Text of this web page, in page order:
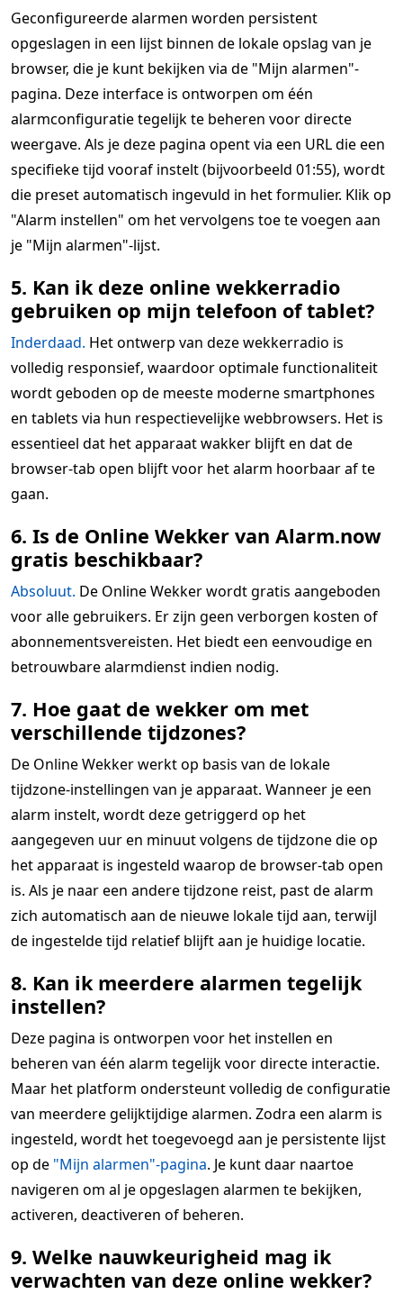
Geconfigureerde alarmen worden persistent
opgeslagen in een lijst binnen de lokale opslag van je
browser, die je kunt bekijken via de "Mijn alarmen"-
pagina. Deze interface is ontworpen om één
alarmconfiguratie tegelijk te beheren voor directe
weergave. Als je deze pagina opent via een URL die een
specifieke tijd vooraf instelt (bijvoorbeeld 01:55), wordt
die preset automatisch ingevuld in het formulier. Klik op
"Alarm instellen" om het vervolgens toe te voegen aan
je "Mijn alarmen"-lijst.
5. Kan ik deze online wekkerradio
gebruiken op mijn telefoon of tablet?
Inderdaad. Het ontwerp van deze wekkerradio is
volledig responsief, waardoor optimale functionaliteit
wordt geboden op de meeste moderne smartphones
en tablets via hun respectievelijke webbrowsers. Het is
essentieel dat het apparaat wakker blijft en dat de
browser-tab open blijft voor het alarm hoorbaar af te
gaan.
6. Is de Online Wekker van Alarm.now
gratis beschikbaar?
Absoluut. De Online Wekker wordt gratis aangeboden
voor alle gebruikers. Er zijn geen verborgen kosten of
abonnementsvereisten. Het biedt een eenvoudige en
betrouwbare alarmdienst indien nodig.
7. Hoe gaat de wekker om met
verschillende tijdzones?
De Online Wekker werkt op basis van de lokale
tijdzone-instellingen van je apparaat. Wanneer je een
alarm instelt, wordt deze getriggerd op het
aangegeven uur en minuut volgens de tijdzone die op
het apparaat is ingesteld waarop de browser-tab open
is. Als je naar een andere tijdzone reist, past de alarm
zich automatisch aan de nieuwe lokale tijd aan, terwijl
de ingestelde tijd relatief blijft aan je huidige locatie.
8. Kan ik meerdere alarmen tegelijk
instellen?
Deze pagina is ontworpen voor het instellen en
beheren van één alarm tegelijk voor directe interactie.
Maar het platform ondersteunt volledig de configuratie
van meerdere gelijktijdige alarmen. Zodra een alarm is
ingesteld, wordt het toegevoegd aan je persistente lijst
op de "Mijn alarmen"-pagina. Je kunt daar naartoe
navigeren om al je opgeslagen alarmen te bekijken,
activeren, deactiveren of beheren.
9. Welke nauwkeurigheid mag ik
verwachten van deze online wekker?